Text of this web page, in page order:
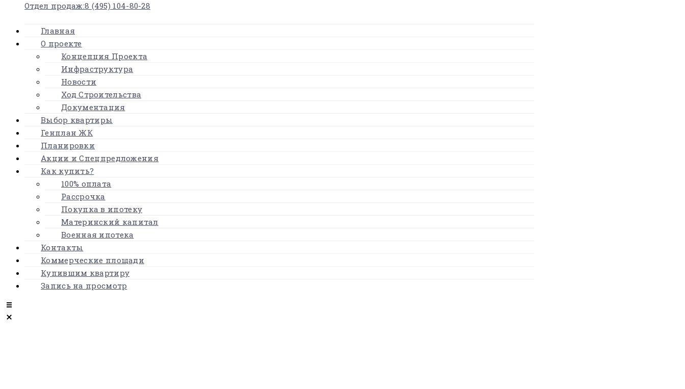
Отдел продаж:8 (495) 104-80-28
Главная
О проекте
Концепция Проекта
Инфраструктура
Новости
Ход Строительства
Документация
Выбор квартиры
Генплан ЖК
Планировки
Акции и Спецпредложения
Как купить?
100% оплата
Рассрочка
Покупка в ипотеку
Материнский капитал
Военная ипотека
Контакты
Коммерческие площади
Купившим квартиру
Запись на просмотр